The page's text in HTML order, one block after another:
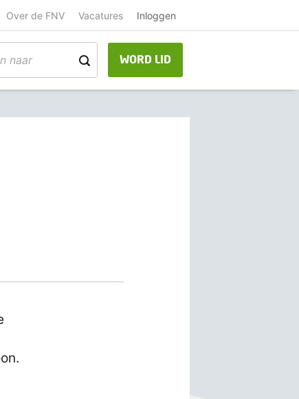
Over de FNV Vacatures Inloggen
WORD LID